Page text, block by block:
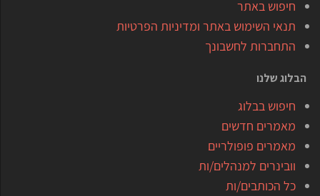
חיפוש באתר
תנאי השימוש באתר ומדיניות הפרטיות
התחברות לחשבונך
הבלוג שלנו
חיפוש בבלוג
מאמרים חדשים
מאמרים פופולריים
וובינרים למנהלים/ות
כל הכותבים/ות